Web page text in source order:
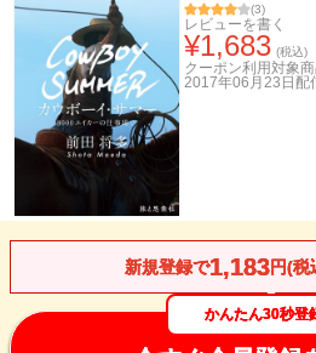
(3)
レビューを書く
¥1,683 (税込)
クーポン利用対象
2017年06月23日 配
新規登録で1,183円(税
かんたん30秒登